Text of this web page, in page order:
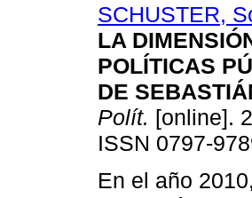
SCHUSTER,
LA
POLÍTICAS
DE
Polít. [online].
ISSN 0797-
En el año